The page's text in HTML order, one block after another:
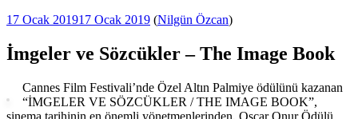
Yayım
17 Ocak 201917 Ocak 2019 (Nilgün Özcan)
İmgeler ve Sözcükler – The Image Book
Cannes Film Festivali’nde Özel Altın Palmiye ödülünü kazanan
“İMGELER VE SÖZCÜKLER / THE IMAGE BOOK”,
sinema tarihinin en önemli yönetmenlerinden, Oscar Onur Ödülü